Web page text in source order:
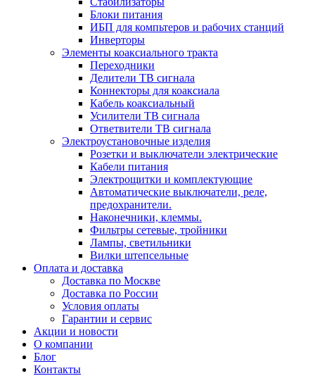
Блоки питания
ИБП для компьтеров и рабочих станций
Инверторы
Элементы коаксиального тракта
Переходники
Делители ТВ сигнала
Коннекторы для коаксиала
Кабель коаксиальный
Усилители ТВ сигнала
Ответвители ТВ сигнала
Электроустановочные изделия
Розетки и выключатели электрические
Кабели питания
Электрощитки и комплектующие
Автоматические выключатели, реле,
предохранители.
Наконечники, клеммы.
Фильтры сетевые, тройники
Лампы, светильники
Вилки штепсельные
Оплата и доставка
Доставка по Москве
Доставка по России
Условия оплаты
Гарантии и сервис
Акции и новости
О компании
Блог
Контакты